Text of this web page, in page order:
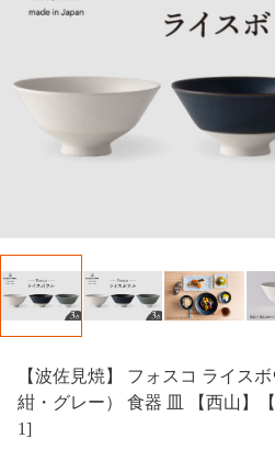
【波佐見焼】 フォスコ ライス
紺・グレー） 食器 皿 【西山】
1]